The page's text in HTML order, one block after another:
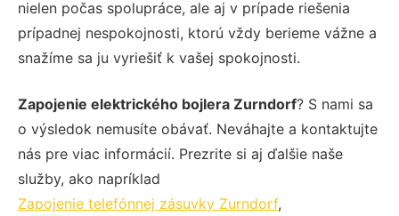
nielen počas spolupráce, ale aj v prípade riešenia
prípadnej nespokojnosti, ktorú vždy berieme vážne a
snažíme sa ju vyriešiť k vašej spokojnosti.
Zapojenie elektrického bojlera Zurndorf? S nami sa
o výsledok nemusíte obávať. Neváhajte a kontaktujte
nás pre viac informácií. Prezrite si aj ďalšie naše
služby, ako napríklad
Zapojenie telefónnej zásuvky Zurndorf,